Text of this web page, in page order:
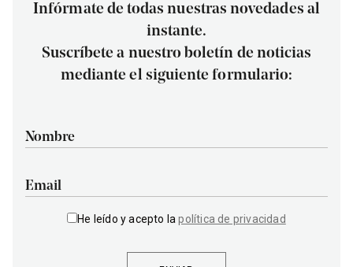
Infórmate de todas nuestras novedades al
instante.
Suscríbete a nuestro boletín de noticias
mediante el siguiente formulario:
Nombre
Email
He leído y acepto lapolítica de privacidad